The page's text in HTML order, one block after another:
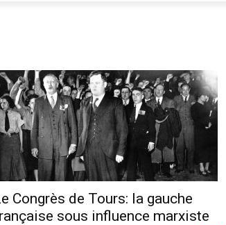
Congrès de Tours: la gauche
sous influence marxiste